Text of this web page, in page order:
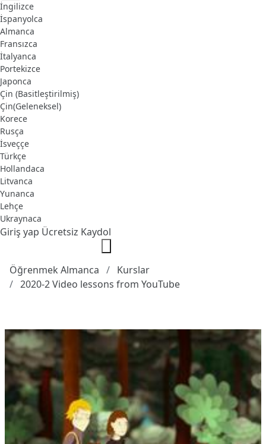
İngilizce
İspanyolca
Almanca
Fransızca
İtalyanca
Portekizce
Japonca
Çin (Basitleştirilmiş)
Çin(Geleneksel)
Korece
Rusça
İsveççe
Türkçe
Hollandaca
Litvanca
Yunanca
Lehçe
Ukraynaca
Giriş yap Ücretsiz Kaydol
Öğrenmek Almanca
Kurslar
2020-2 Video lessons from YouTube